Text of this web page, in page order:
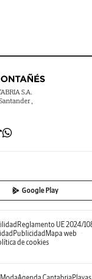
S.A.
,
Google Play
Reglamento UE 2024/
PublicidadMapa web
de cookies